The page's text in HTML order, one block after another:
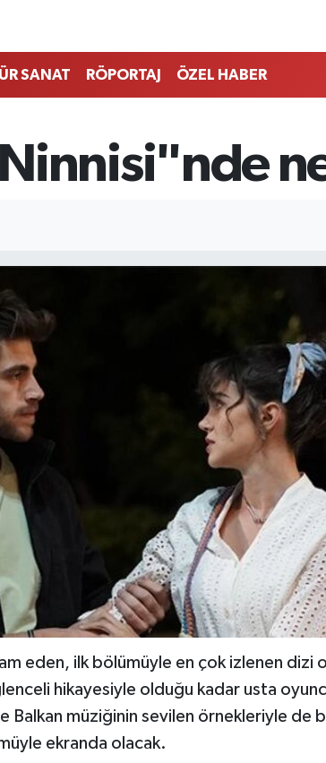
SANAT RÖPORTAJ ÖZEL HABER
eden, ilk bölümüyle en çok izlenen dizi
hikayesiyle olduğu kadar usta
Balkan müziğinin sevilen örnekleriyle de
ekranda olacak.